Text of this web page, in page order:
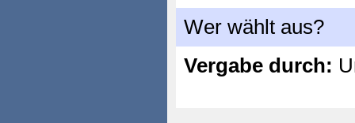
Wer wählt aus?
Vergabe durch: